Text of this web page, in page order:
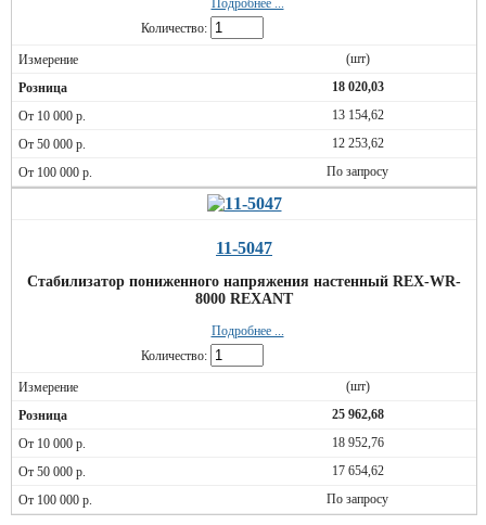
Подробнее ...
Количество:
(шт)
18 020,03
13 154,62
12 253,62
По запросу
11-5047
Стабилизатор пониженного напряжения настенный REX-WR-
8000 REXANT
Подробнее ...
Количество:
(шт)
25 962,68
18 952,76
17 654,62
По запросу